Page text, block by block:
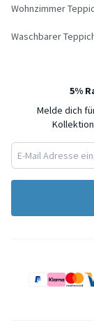
Wohnzimmer
Waschbarer
5%
Melde dich